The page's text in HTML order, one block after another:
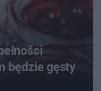
będzie gęsty